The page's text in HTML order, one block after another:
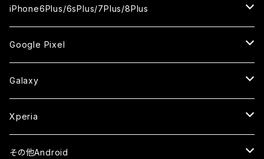
セラミックフィルム
セラミックフィルム
ガラスフィルム
セラミックフィルム
セラミックフィルム
ガラスフィルム
セラミックフィルム
iPhoneXR
ガラスフィルム
セラミックフィルム
iPhoneXSMax
ガラスフィルム
セラミックフィルム
ガラスフィルム
ケース
iPhoneSE2
ガラスフィルム
ケース
iPhone8
ガラスフィルム
セラミックフィルム
iPhone7
ガラスフィルム
セラミックフィルム
iPhone6s
ガラスフィルム
ケース・カバー
iPhone6
ガラスフィルム
iPhone6Plus/6sPlus/7Plus/8Plus
iPhone6Plus
ガラスフィルム
ケース
iPhone6sPlus
ガラスフィルム
ケース
iPhone7Plus
ガラスフィルム
iPhone8Plus
Google Pixel
ガラスフィルム
セラミックフィルム
ケース
Galaxy
ガラスフィルム
セラミックフィルム
Xperia
ガラスフィルム
その他Android